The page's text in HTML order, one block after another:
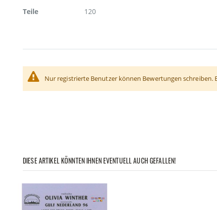
Teile 120
Nur registrierte Benutzer können Bewertungen schreiben.
DIESE ARTIKEL KÖNNTEN IHNEN EVENTUELL AUCH GEFALLEN!